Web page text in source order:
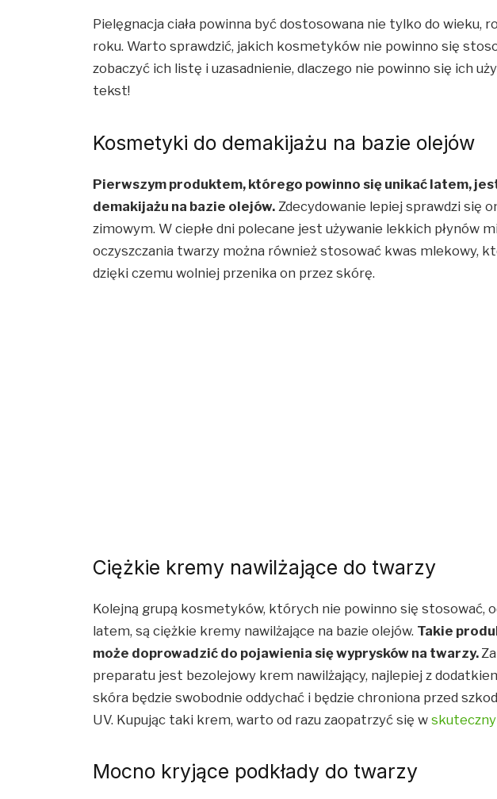
Pielęgnacja ciała powinna być dostosowana nie tylko do wieku,
roku. Warto sprawdzić, jakich kosmetyków nie powinno się
zobaczyć ich listę i uzasadnienie, dlaczego nie powinno się ich
tekst!
Kosmetyki do demakijażu na bazie olejów
Pierwszym produktem, którego powinno się unikać latem,
demakijażu na bazie olejów. Zdecydowanie lepiej sprawdzi się
zimowym. W ciepłe dni polecane jest używanie lekkich płynów
oczyszczania twarzy można również stosować kwas mlekowy,
dzięki czemu wolniej przenika on przez skórę.
Ciężkie kremy nawilżające do twarzy
Kolejną grupą kosmetyków, których nie powinno się stosować,
latem, są ciężkie kremy nawilżające na bazie olejów. Takie
może doprowadzić do pojawienia się wyprysków na twarzy.
preparatu jest bezolejowy krem nawilżający, najlepiej z
skóra będzie swobodnie oddychać i będzie chroniona przed
UV. Kupując taki krem, warto od razu zaopatrzyć się w
Mocno kryjące podkłady do twarzy